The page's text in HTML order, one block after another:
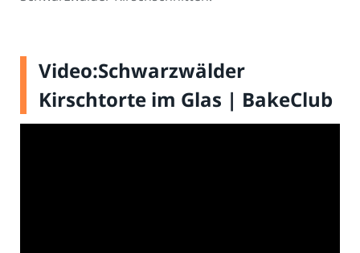
Video:Schwarzwälder
Kirschtorte im Glas | BakeClub